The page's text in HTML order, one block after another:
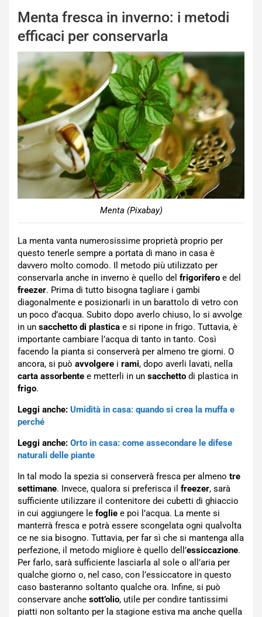
Menta fresca in inverno: i metodi
efficaci per conservarla
Menta (Pixabay)
La menta vanta numerosissime proprietà proprio per
questo tenerle sempre a portata di mano in casa è
davvero molto comodo. Il metodo più utilizzato per
conservarla anche in inverno è quello del frigorifero e del
freezer. Prima di tutto bisogna tagliare i gambi
diagonalmente e posizionarli in un barattolo di vetro con
un poco d’acqua. Subito dopo averlo chiuso, lo si avvolge
in un sacchetto di plastica e si ripone in frigo. Tuttavia, è
importante cambiare l’acqua di tanto in tanto. Così
facendo la pianta si conserverà per almeno tre giorni. O
ancora, si può avvolgere i rami, dopo averli lavati, nella
carta assorbente e metterli in un sacchetto di plastica in
frigo.
Leggi anche: Umidità in casa: quando si crea la muffa e
perché
Leggi anche: Orto in casa: come assecondare le difese
naturali delle piante
In tal modo la spezia si conserverà fresca per almeno tre
settimane. Invece, qualora si preferisca il freezer, sarà
sufficiente utilizzare il contenitore dei cubetti di ghiaccio
in cui aggiungere le foglie e poi l’acqua. La mente si
manterrà fresca e potrà essere scongelata ogni qualvolta
ce ne sia bisogno. Tuttavia, per far sì che si mantenga alla
perfezione, il metodo migliore è quello dell’essiccazione.
Per farlo, sarà sufficiente lasciarla al sole o all’aria per
qualche giorno o, nel caso, con l’essiccatore in questo
caso basteranno soltanto qualche ora. Infine, si può
conservare anche sott’olio, utile per condire tantissimi
piatti non soltanto per la stagione estiva ma anche quella